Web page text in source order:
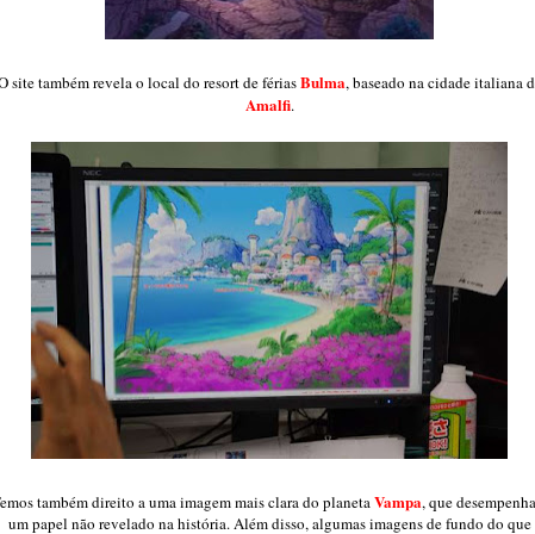
site também revela o local do resort de fériasBulma, baseado na cidade italiana
Amalfi.
também direito a uma imagem mais clara do planeta Vampa, que
um papel não revelado na história. Além disso, algumas imagens de fundo do que